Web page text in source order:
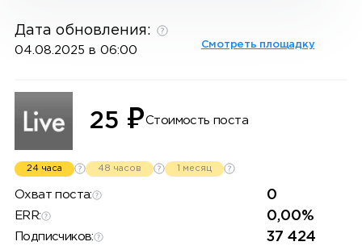
Дата обновления:
04.08.2025 в 06:00 Смотреть площадку
25 ₽Стоимость поста
24 часа 48 часов 1 месяц
Охват поста: 0
ERR: 0,00%
Подписчиков: 37 424